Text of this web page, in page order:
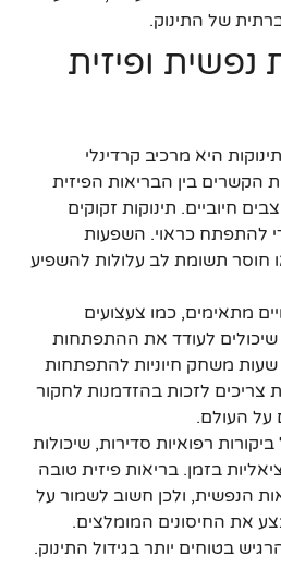
של התינוק.
נפשית ופיזית
היא מרכיב קרדינלי
בין הבריאות הפיזית
חיוביים. תינוקות זקוקים
להתפתח כראוי. השפעות
חוסר תשומת לב עלולות להשפיע
מתאימים, כמו צעצועים
שיכולים לעודד את ההתפתחות
שעות משחק חיוניות להתפתחות
צריכים לזכות בהזדמנות לחקור
על העולם.
רפואיות סדירות, שיכולות
בזמן. בריאות פיזית טובה
הנפשית, ולכן חשוב לשמור על
את החיסונים המומלצים.
בטוחים יותר בגידול התינוק.